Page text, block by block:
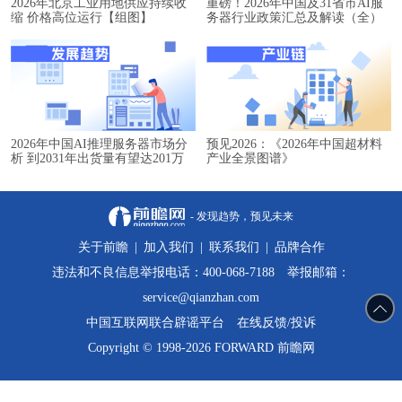
2026年北京工业用地供应持续收
缩 价格高位运行【组图】
重磅！2026年中国及31省市AI服
务器行业政策汇总及解读（全）
2026年中国AI推理服务器市场分
析 到2031年出货量有望达201万
预见2026：《2026年中国超材料
产业全景图谱》
- 发现趋势，预见未来
关于前瞻 加入我们 联系我们
品牌合作
违法和不良信息举报电话：400-068-7188 举报邮箱：
service@qianzhan.com
中国互联网联合辟谣平台
在线反馈/投诉
Copyright © 1998-2026 FORWARD 前瞻网